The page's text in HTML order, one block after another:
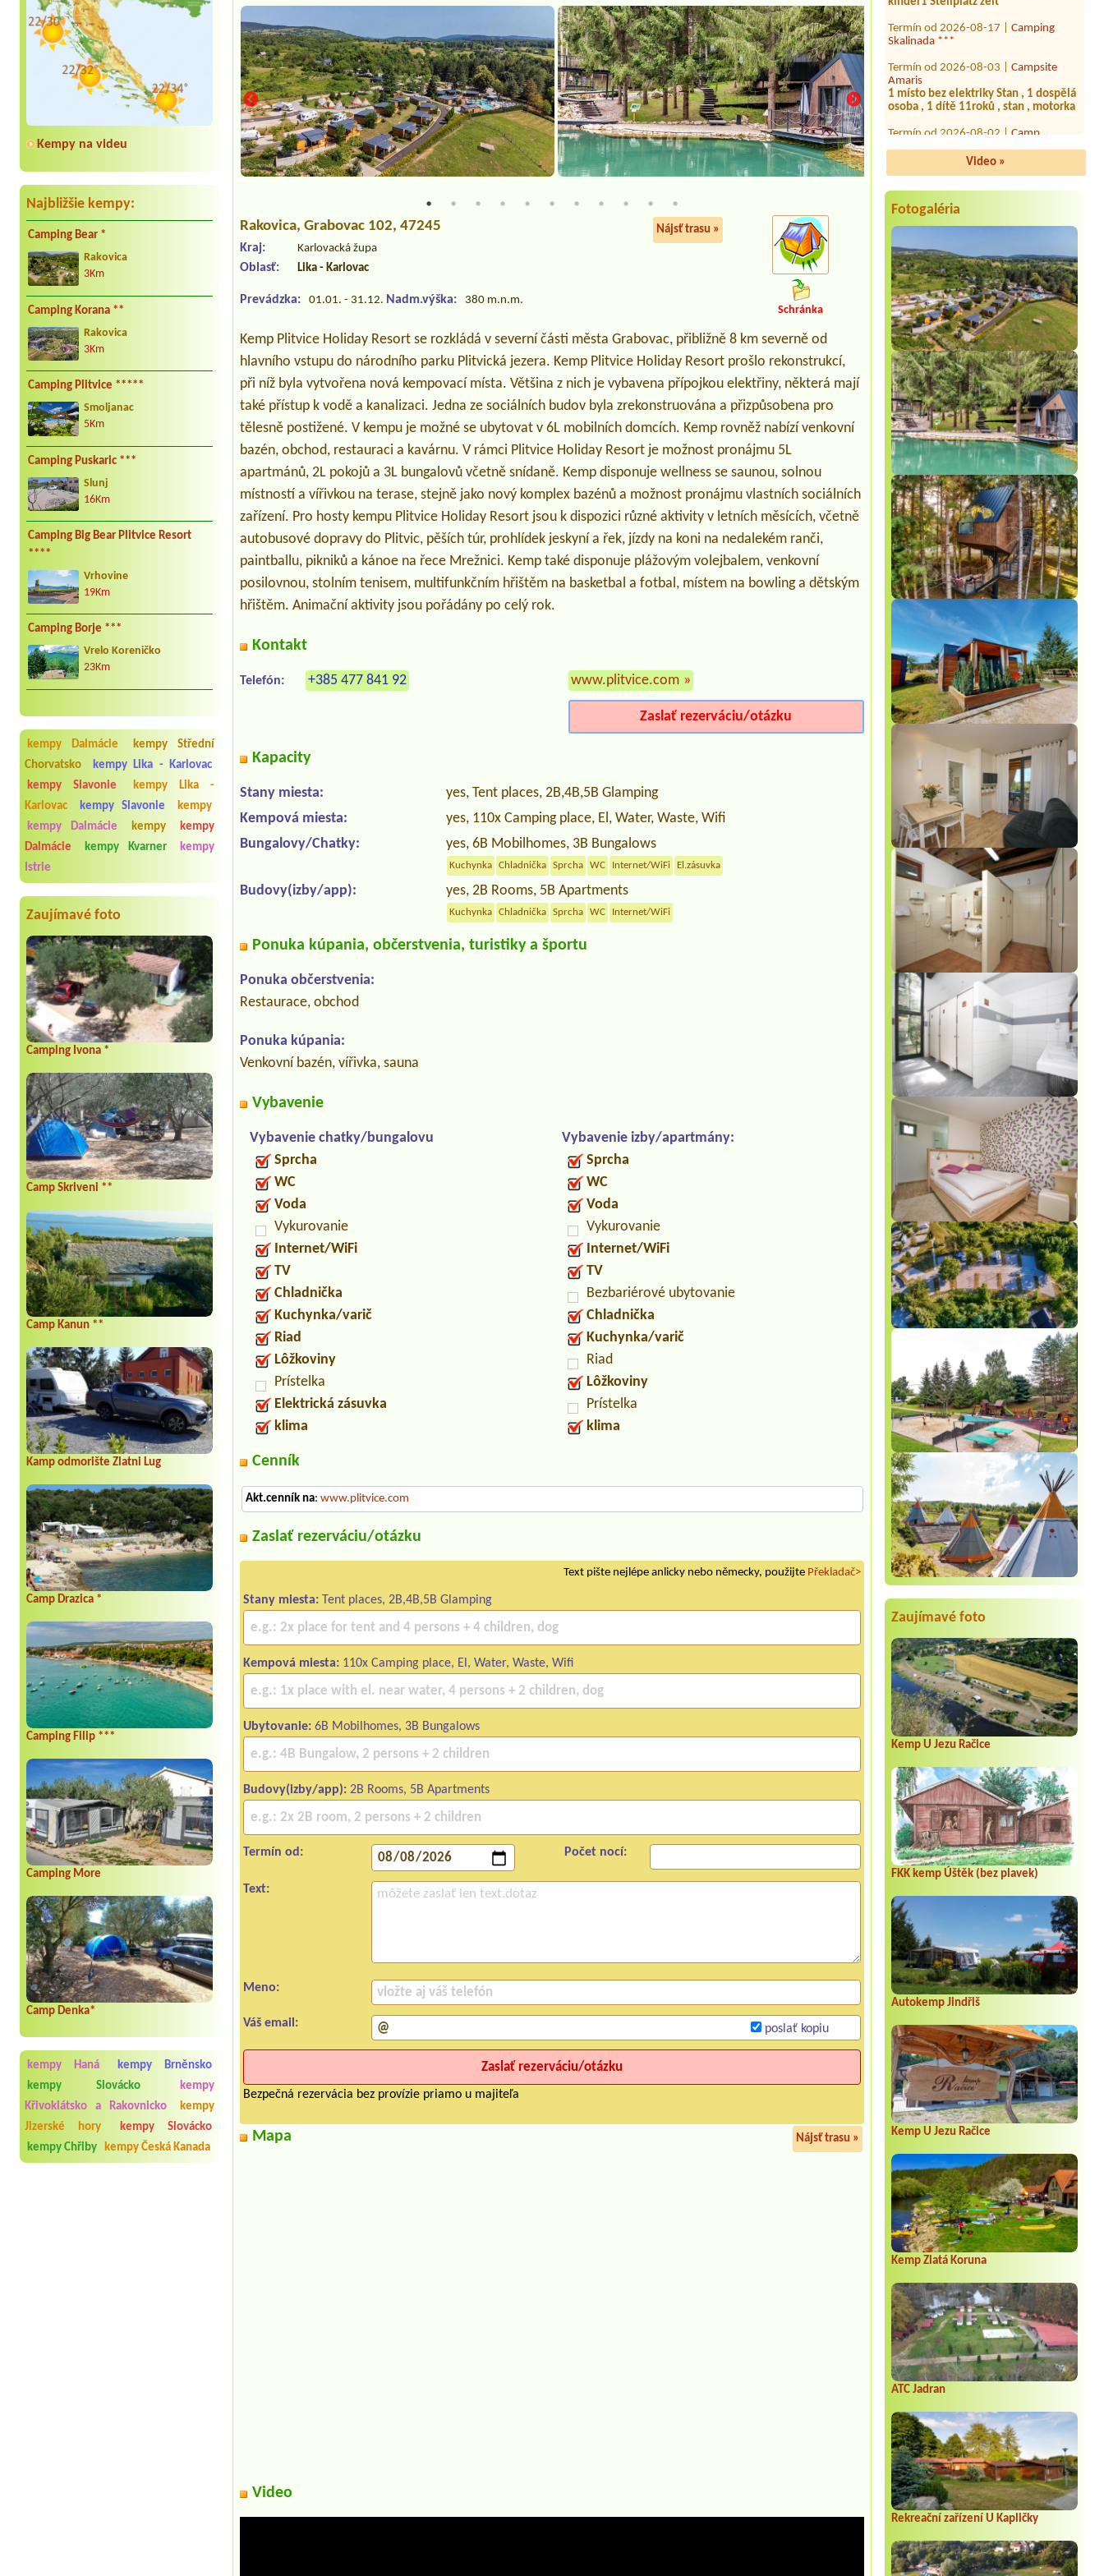
Kempy na videu
Najbližšie kempy:
Camping Bear *
Rakovica
3Km
Camping Korana **
Rakovica
3Km
Camping Plitvice *****
Smoljanac
5Km
Camping Puskaric ***
Slunj
16Km
Camping Big Bear Plitvice Resort
****
Vrhovine
19Km
Camping Borje ***
Vrelo Koreničko
23Km
kempy Dalmácie
kempy Střední
Chorvatsko
kempy Lika - Karlovac
kempy Slavonie
kempy Lika -
Karlovac
kempy Slavonie
kempy
kempy Dalmácie
kempy
kempy
Dalmácie
kempy Kvarner
kempy
Istrie
Zaujímavé foto
Camping Ivona *
Camp Skriveni **
Camp Kanun **
Kamp odmorište Zlatni Lug
Camp Drazica *
Camping Filip ***
Camping More
Camp Denka*
kempy Haná
kempy Brněnsko
kempy Slovácko
kempy
Křivoklátsko a Rakovnicko
kempy
Jizerské hory
kempy Slovácko
kempy Chřiby
kempy Česká Kanada
Termín od 2026-08-17 |
Skalinada ***
Amaris
1 místo bez elektriky Stan , 1 dospělá
osoba , 1 dítě 11roků , stan , motorka
Termín od 2026-08-02 |
Camp
Morenia Beach Resort ****
Termín od 2026-08-19 |
Wohnmobile 6,40meter
Termín od 2026-08-15 |
5x
Termín od 2026-07-31 |Auto kamp
Navis ****
1 Campning VAN mit 4 Personen
Termín od 2026-08-12 |Camp
Grebišće ****
1x Stellplatz mit Auto und Dachzelt, 2
Personen
Termín od 2026-07-26 |Kamp
Tramontana *
1 bez elektriky
Video »
Fotogaléria
Zaujímavé foto
Kemp U Jezu Račice
FKK kemp Úštěk (bez plavek)
Autokemp Jindřiš
Kemp U Jezu Račice
Kemp Zlatá Koruna
ATC Jadran
Rekreační zařízení U Kapličky
Rakovica, Grabovac 102, 47245 Nájsť trasu »
Kraj: Karlovacká župa
Oblasť: Lika - Karlovac
Prevádzka: 01.01. - 31.12. Nadm.výška: 380 m.n.m.
Schránka
Kemp Plitvice Holiday Resort se rozkládá v severní části města Grabovac, přibližně 8 km severně od
hlavního vstupu do národního parku Plitvická jezera. Kemp Plitvice Holiday Resort prošlo rekonstrukcí,
při níž byla vytvořena nová kempovací místa. Většina z nich je vybavena přípojkou elektřiny, některá mají
také přístup k vodě a kanalizaci. Jedna ze sociálních budov byla zrekonstruována a přizpůsobena pro
tělesně postižené. V kempu je možné se ubytovat v 6L mobilních domcích. Kemp rovněž nabízí venkovní
bazén, obchod, restauraci a kavárnu. V rámci Plitvice Holiday Resort je možnost pronájmu 5L
apartmánů, 2L pokojů a 3L bungalovů včetně snídaně. Kemp disponuje wellness se saunou, solnou
místností a vířivkou na terase, stejně jako nový komplex bazénů a možnost pronájmu vlastních sociálních
zařízení. Pro hosty kempu Plitvice Holiday Resort jsou k dispozici různé aktivity v letních měsících, včetně
autobusové dopravy do Plitvic, pěších túr, prohlídek jeskyní a řek, jízdy na koni na nedalekém ranči,
paintballu, pikniků a kánoe na řece Mrežnici. Kemp také disponuje plážovým volejbalem, venkovní
posilovnou, stolním tenisem, multifunkčním hřištěm na basketbal a fotbal, místem na bowling a dětským
hřištěm. Animační aktivity jsou pořádány po celý rok.
Kontakt
Telefón: +385 477 841 92 www.plitvice.com »
Zaslať rezerváciu/otázku
Kapacity
Stany miesta:
yes, Tent places, 2B,4B,5B Glamping
Kempová miesta:
yes, 110x Camping place, El, Water, Waste, Wifi
Bungalovy/Chatky:
yes, 6B Mobilhomes, 3B Bungalows
Kuchynka Chladnička Sprcha WC Internet/WiFi El.zásuvka
Budovy(izby/app): yes, 2B Rooms, 5B Apartments
Kuchynka Chladnička Sprcha WC Internet/WiFi
Ponuka kúpania, občerstvenia, turistiky a športu
Ponuka občerstvenia:
Restaurace, obchod
Ponuka kúpania:
Venkovní bazén, vířivka, sauna
Vybavenie
Vybavenie chatky/bungalovu
Sprcha
WC
Voda
Vykurovanie
Internet/WiFi
TV
Chladnička
Kuchynka/varič
Riad
Lôžkoviny
Prístelka
Elektrická zásuvka
klima
Vybavenie izby/apartmány:
Sprcha
WC
Voda
Vykurovanie
Internet/WiFi
TV
Bezbariérové ubytovanie
Chladnička
Kuchynka/varič
Riad
Lôžkoviny
Prístelka
klima
Cenník
Akt.cenník na: www.plitvice.com
Zaslať rezerváciu/otázku
Text pište nejlépe anlicky nebo německy, použijte Překladač>
Stany miesta: Tent places, 2B,4B,5B Glamping
Kempová miesta: 110x Camping place, El, Water, Waste, Wifi
Ubytovanie: 6B Mobilhomes, 3B Bungalows
Budovy(izby/app): 2B Rooms, 5B Apartments
Termín od: Počet nocí:
Text:
Meno:
Váš email: poslať kopiu
Bezpečná rezervácia bez provízie priamo u majiteľa
Mapa Nájsť trasu »
Video